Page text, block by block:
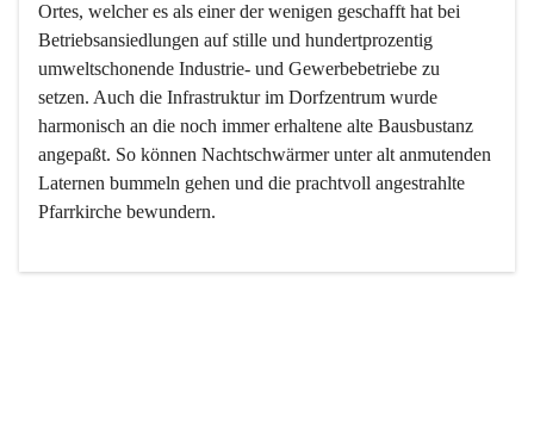
Ortes, welcher es als einer der wenigen geschafft hat bei
Betriebsansiedlungen auf stille und hundertprozentig
umweltschonende Industrie- und Gewerbebetriebe zu
setzen. Auch die Infrastruktur im Dorfzentrum wurde
harmonisch an die noch immer erhaltene alte Bausbustanz
angepaßt. So können Nachtschwärmer unter alt anmutenden
Laternen bummeln gehen und die prachtvoll angestrahlte
Pfarrkirche bewundern.
Der Weinbau dominert heute nicht mehr, ist aber integrativer